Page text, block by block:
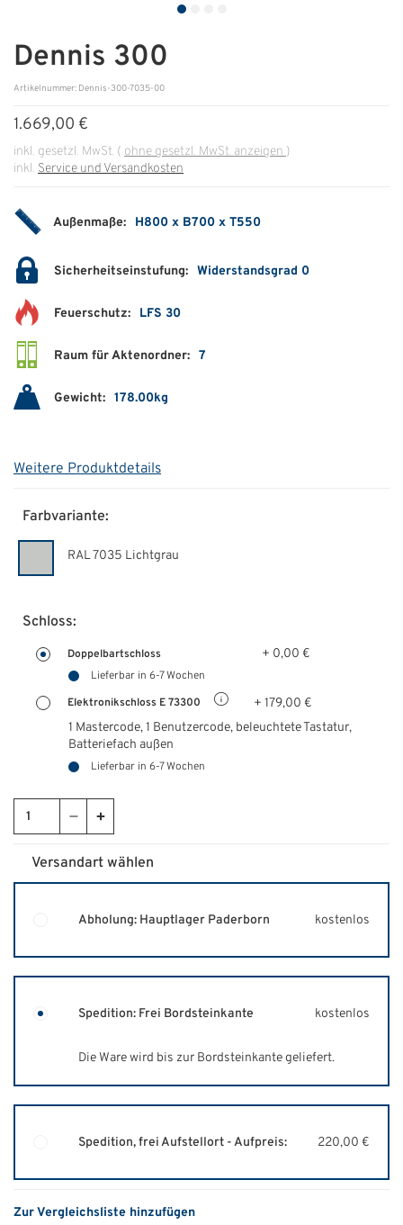
Filialen
Messen & Events
Qualitätspolitik
Karriere
Partner
Geschichte
Dennis 300
Artikelnummer: Dennis-300-7035-00
1.669,00 €
inkl. gesetzl. MwSt. ( ohne gesetzl. MwSt. anzeigen )
inkl. Service und Versandkosten
Außenmaße: H800 x B700 x T550
Sicherheitseinstufung: Widerstandsgrad 0
Feuerschutz: LFS 30
Raum für Aktenordner: 7
Gewicht: 178.00kg
Weitere Produktdetails
Farbvariante:
RAL 7035 Lichtgrau
Schloss:
Doppelbartschloss + 0,00 €
Lieferbar in 6-7 Wochen
Elektronikschloss E 73300
+ 179,00 €
1 Mastercode, 1 Benutzercode, beleuchtete Tastatur,
Batteriefach außen
Lieferbar in 6-7 Wochen
Versandart wählen
Abholung: Hauptlager Paderborn kostenlos
Spedition: Frei Bordsteinkante kostenlos
Die Ware wird bis zur Bordsteinkante geliefert.
Spedition, frei Aufstellort - Aufpreis: 220,00 €
Zur Vergleichsliste hinzufügen